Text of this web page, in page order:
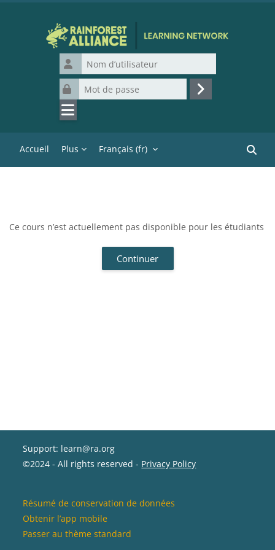
Nom d’utilisateur
Mot de passe
Connexion
Accueil Plus Français ‎(fr)‎
Ce cours n’est actuellement pas disponible pour les étudiants
Continuer
Support: learn@ra.org
©2024 - All rights reserved - Privacy Policy
Résumé de conservation de données
Obtenir l’app mobile
Passer au thème standard